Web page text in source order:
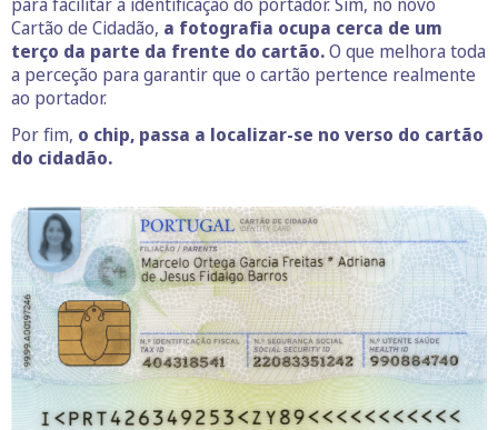
Cartão de Cidadão, a fotografia ocupa cerca de um
terço da parte da frente do cartão.O que melhora toda
a perceção para garantir que o cartão pertence realmente
ao portador.
Por fim, o chip, passa a localizar-se no verso do cartão
do cidadão.